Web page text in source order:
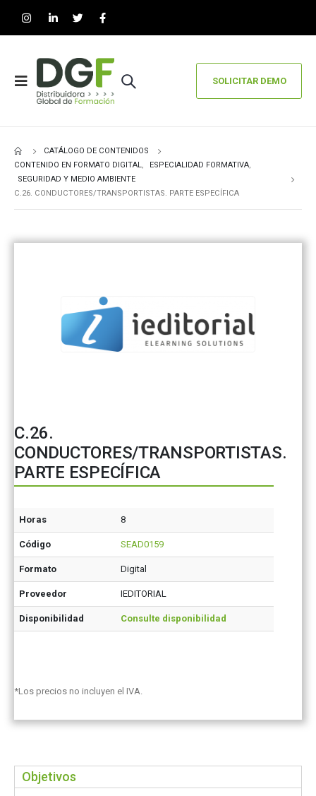
SOLICITAR DEMO
CATÁLOGO DE CONTENIDOS
CONTENIDO EN FORMATO DIGITAL, ESPECIALIDAD FORMATIVA,
SEGURIDAD Y MEDIO AMBIENTE
C.26. CONDUCTORES/TRANSPORTISTAS. PARTE ESPECÍFICA
C.26.
CONDUCTORES/TRANSPORTISTAS.
PARTE ESPECÍFICA
Horas 8
Código SEAD0159
Formato Digital
Proveedor IEDITORIAL
Disponibilidad Consulte disponibilidad
*Los precios no incluyen el IVA.
Objetivos